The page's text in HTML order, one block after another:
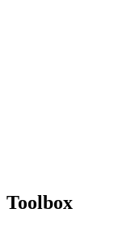
Toolbox